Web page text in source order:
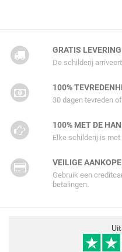
GRATIS LEVERING
De schilderij
100%
30 dagen tevreden
100% MET DE
Elke schilderij is
VEILIGE
Gebruik een
betalingen.